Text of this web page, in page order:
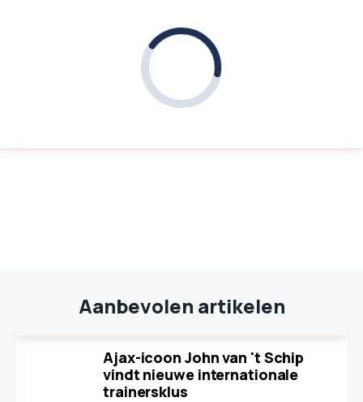
Aanbevolen artikelen
Ajax-icoon John van 't Schip
vindt nieuwe internationale
trainersklus